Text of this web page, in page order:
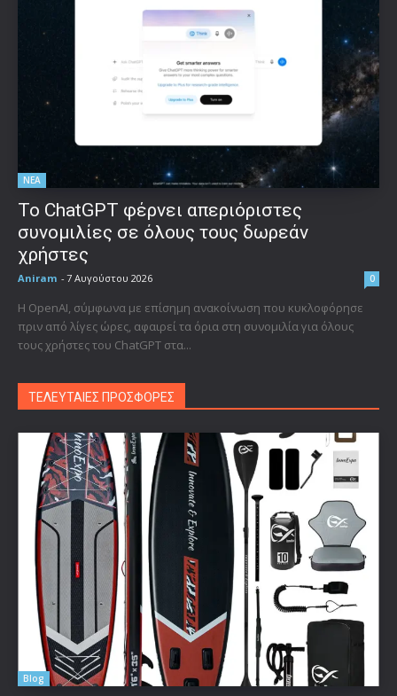
ΝΕΑ
Το ChatGPT φέρνει απεριόριστες
συνομιλίες σε όλους τους δωρεάν
χρήστες
Aniram - 7 Αυγούστου 2026 0
Η OpenAI, σύμφωνα με επίσημη ανακοίνωση που κυκλοφόρησε
πριν από λίγες ώρες, αφαιρεί τα όρια στη συνομιλία για όλους
τους χρήστες του ChatGPT στα...
ΤΕΛΕΥΤΑΙΕΣ ΠΡΟΣΦΟΡΕΣ
Blog